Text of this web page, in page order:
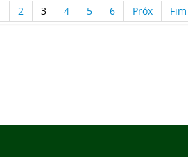
2 3 4 5 6 Próx Fim